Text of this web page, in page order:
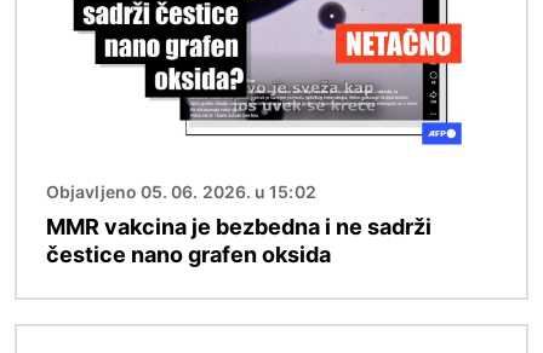
Objavljeno 05. 06. 2026. u 15:02
MMR vakcina je bezbedna i ne sadrži
čestice nano grafen oksida